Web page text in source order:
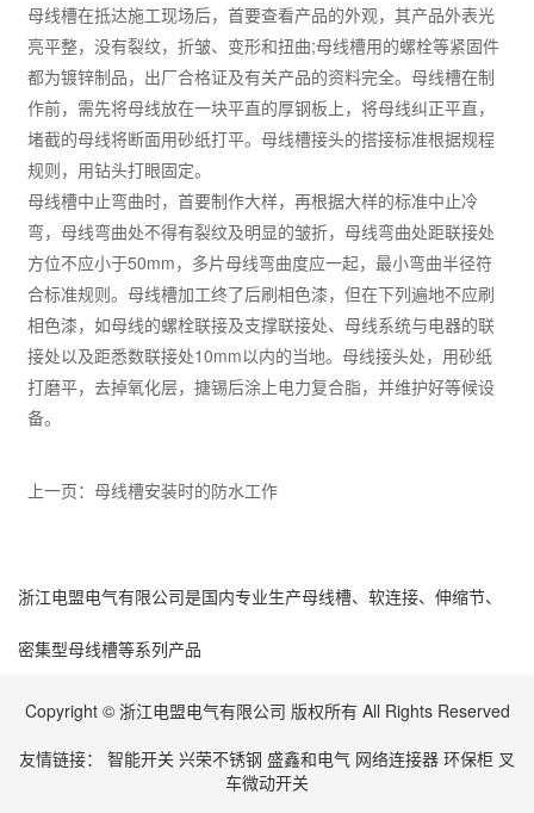
母线槽在抵达施工现场后，首要查看产品的外观，其产品外表光
亮平整，没有裂纹，折皱、变形和扭曲;母线槽用的螺栓等紧固件
都为镀锌制品，出厂合格证及有关产品的资料完全。母线槽在制
作前，需先将母线放在一块平直的厚钢板上，将母线纠正平直，
堵截的母线将断面用砂纸打平。母线槽接头的搭接标准根据规程
规则，用钻头打眼固定。
母线槽中止弯曲时，首要制作大样，再根据大样的标准中止冷
弯，母线弯曲处不得有裂纹及明显的皱折，母线弯曲处距联接处
方位不应小于50mm，多片母线弯曲度应一起，最小弯曲半径符
合标准规则。母线槽加工终了后刷相色漆，但在下列遍地不应刷
相色漆，如母线的螺栓联接及支撑联接处、母线系统与电器的联
接处以及距悉数联接处10mm以内的当地。母线接头处，用砂纸
打磨平，去掉氧化层，搪锡后涂上电力复合脂，并维护好等候设
备。
上一页：母线槽安装时的防水工作
浙江电盟电气有限公司是国内专业生产母线槽、 软连接、 伸缩节、
密集型母线槽等系列产品
Copyright © 浙江电盟电气有限公司 版权所有 All Rights Reserved
友情链接： 智能开关 兴荣不锈钢 盛鑫和电气 网络连接器 环保柜 叉
车微动开关